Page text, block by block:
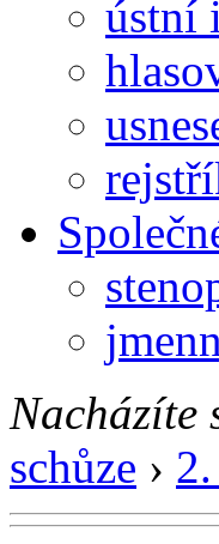
ústní
Nacházíte
schůze ›